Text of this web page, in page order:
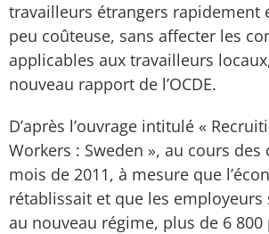
travailleurs étrangers rapidement
peu coûteuse, sans affecter les
applicables aux travailleurs
nouveau rapport de l’OCDE.
D’après l’ouvrage intitulé «
Workers : Sweden », au cours
mois de 2011, à mesure que
rétablissait et que les employeurs
au nouveau régime, plus de 6